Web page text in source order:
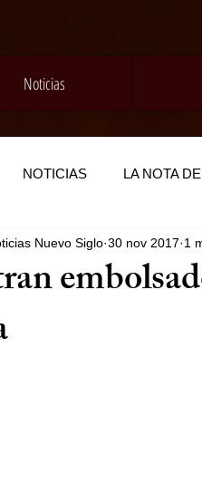
Noticias
NOTICIAS LA NOTA
Nuevo Siglo 30 nov 2017 1